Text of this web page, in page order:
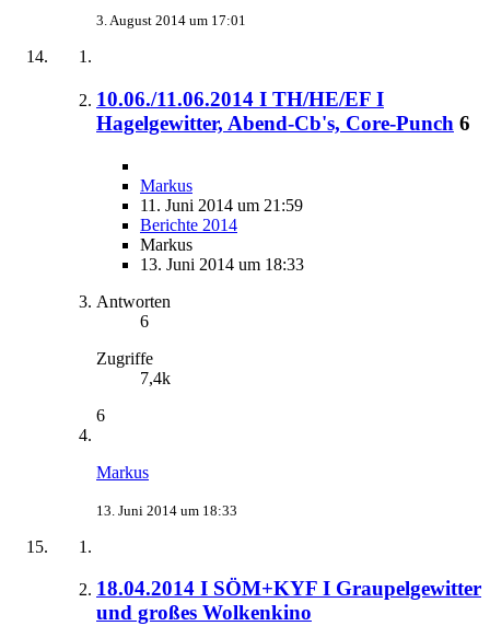
3. August 2014 um 17:01
10.06./11.06.2014 I TH/HE/EF I
Hagelgewitter, Abend-Cb's, Core-Punch 6
Markus
11. Juni 2014 um 21:59
Berichte 2014
Markus
13. Juni 2014 um 18:33
Antworten
6
Zugriffe
7,4k
6
Markus
13. Juni 2014 um 18:33
18.04.2014 I SÖM+KYF I Graupelgewitter
und großes Wolkenkino